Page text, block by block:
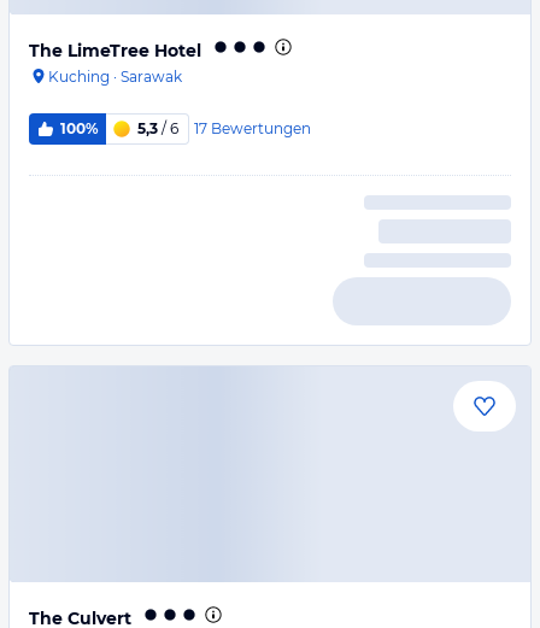
The LimeTree Hotel
Kuching · Sarawak
100% 5,3 / 6 17 Bewertungen
The Culvert